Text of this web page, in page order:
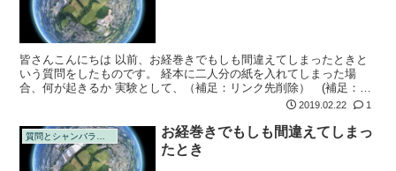
皆さんこんにちは 以前、お経巻きでもしも間違えてしまったときと
いう質問をしたものです。 経本に二人分の紙を入れてしまった場
合、何が起きるか 実験として、（補足：リンク先削除） (補足：リ
ンク切れ） ここの政治家から小● 進●郎と石● 茂を入れてみました
2019.02.22 1
お経巻きでもしも間違えてしまっ
たとき